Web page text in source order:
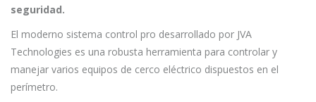
seguridad.
El moderno sistema control pro desarrollado por JVA
Technologies es una robusta herramienta para controlar y
manejar varios equipos de cerco eléctrico dispuestos en el
perímetro.